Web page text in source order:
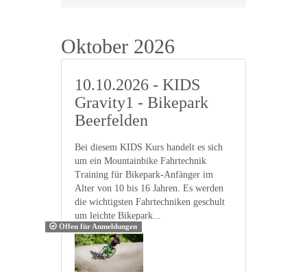
Oktober 2026
10.10.2026 - KIDS
Gravity1 - Bikepark
Beerfelden
Bei diesem KIDS Kurs handelt es sich
um ein Mountainbike Fahrtechnik
Training für Bikepark-Anfänger im
Alter von 10 bis 16 Jahren. Es werden
die wichtigsten Fahrtechniken geschult
um leichte Bikepark...
Offen für Anmeldungen